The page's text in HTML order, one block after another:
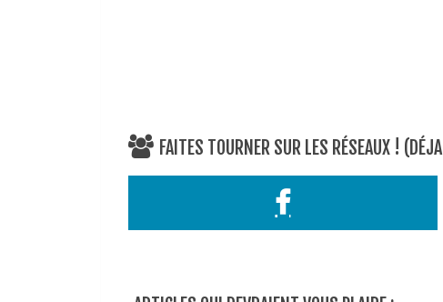
FAITES TOURNER SUR LES RÉSEAUX ! (DÉJA